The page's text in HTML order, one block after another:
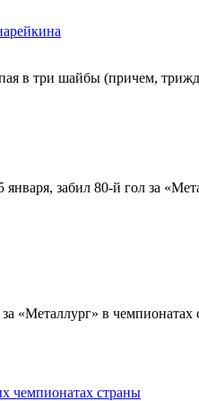
в три шайбы (причем,
забил 80-й гол за
«Металлург» в чемпионатах
чемпионатах страны